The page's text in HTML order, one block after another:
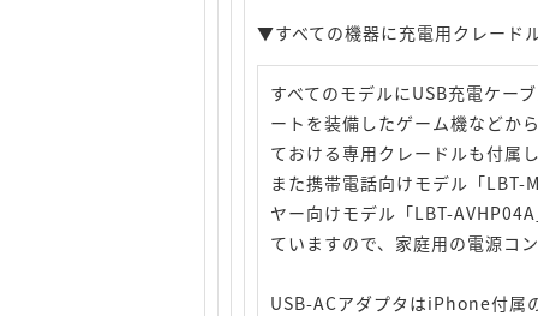
▼すべての機器に充電用クレード
すべてのモデルにUSB充電ケー
ートを装備したゲーム機などか
ておける専用クレードルも付属
また携帯電話向けモデル「LBT-
ヤー向けモデル「LBT-
ていますので、家庭用の電源コ
USB-ACアダプタはiPhone付属